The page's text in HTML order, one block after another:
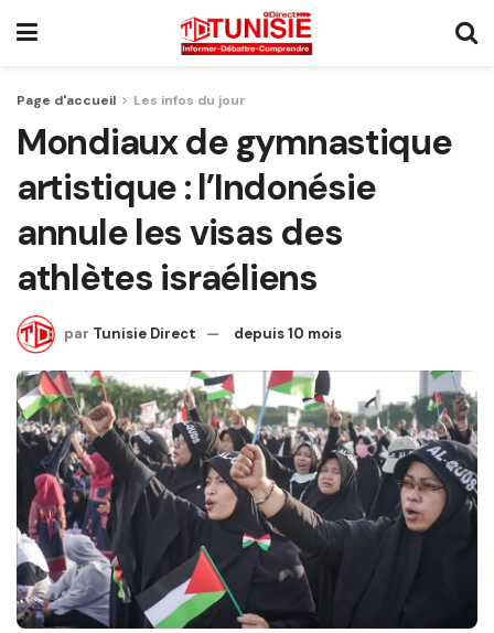
Page d'accueil Les infos du jour
Mondiaux de gymnastique
artistique : l’Indonésie
annule les visas des
athlètes israéliens
par Tunisie Direct depuis 10 mois